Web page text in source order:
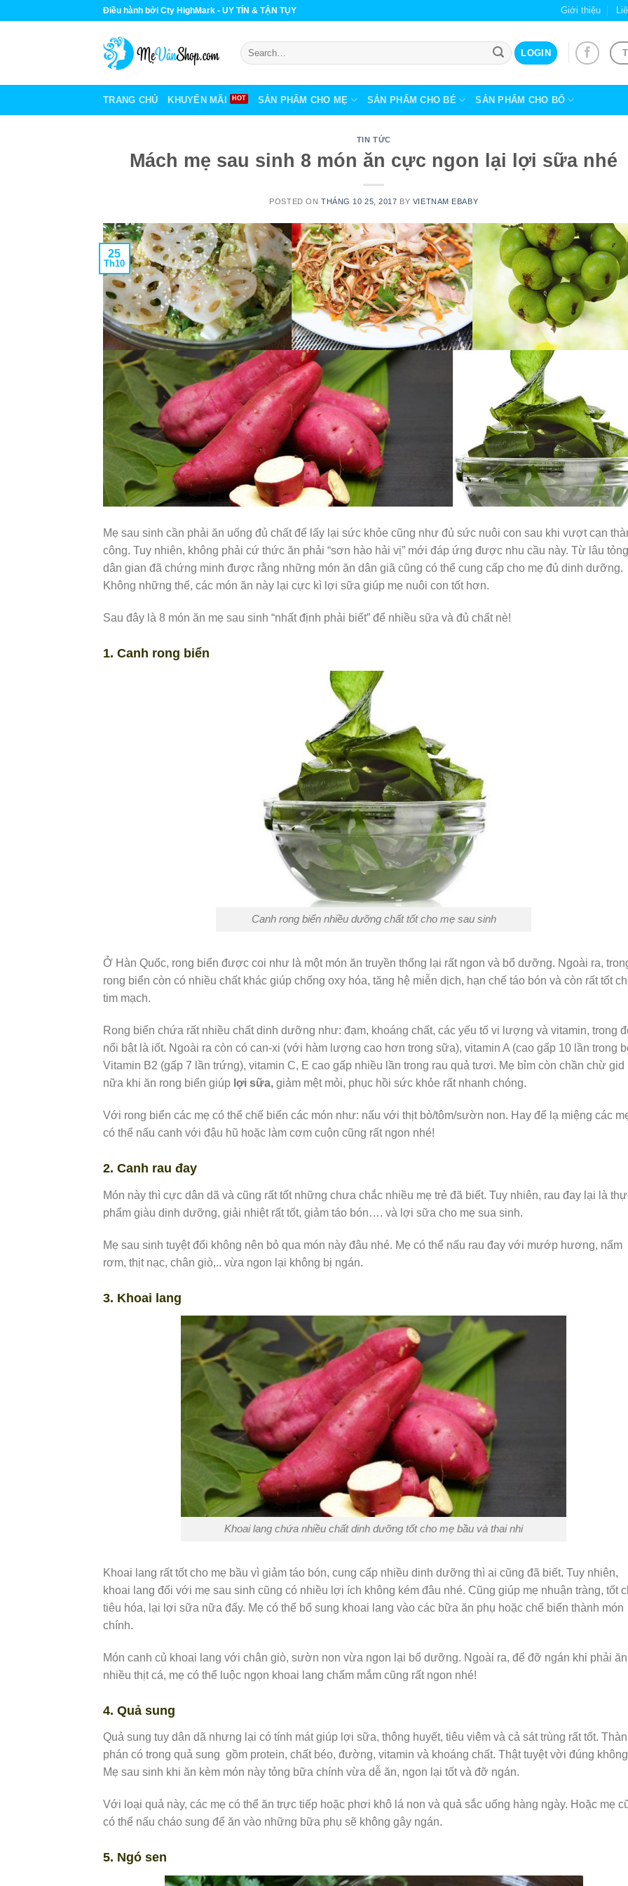
to
Điều hành bởi Cty HighMark - UY TÍN & TẬN TỤY Giới thiệu
Search
for:
LOGIN
TRANG CHỦ KHUYẾN MÃI SẢN PHẨM CHO MẸ SẢN PHẨM CHO BÉ SẢN PHẨM CHO BỐ
TIN TỨC
Mách mẹ sau sinh 8 món ăn cực ngon lại lợi sữa nhé
POSTED ON THÁNG 10 25, 2017 BY VIETNAM EBABY
25
Th10
Mẹ sau sinh cần phải ăn uống đủ chất để lấy lại sức khỏe cũng như đủ sức nuôi con sau khi vượt cạn
công. Tuy nhiên, không phải cứ thức ăn phải “sơn hào hải vị” mới đáp ứng được nhu cầu này. Từ lâu tỏng
dân gian đã chứng minh được rằng những món ăn dân giã cũng có thể cung cấp cho mẹ đủ dinh dưỡng.
Không những thế, các món ăn này lại cực kì lợi sữa giúp mẹ nuôi con tốt hơn.
Sau đây là 8 món ăn mẹ sau sinh “nhất định phải biết” để nhiều sữa và đủ chất nè!
1. Canh rong biển
Canh rong biển nhiều dưỡng chất tốt cho mẹ sau sinh
Ở Hàn Quốc, rong biển được coi như là một món ăn truyền thống lại rất ngon và bổ dưỡng. Ngoài ra,
rong biển còn có nhiều chất khác giúp chống oxy hóa, tăng hệ miễn dịch, hạn chế táo bón và còn rất tốt
tim mạch.
Rong biển chứa rất nhiều chất dinh dưỡng như: đạm, khoáng chất, các yếu tố vi lượng và vitamin, trong
nổi bật là iốt. Ngoài ra còn có can-xi (với hàm lượng cao hơn trong sữa), vitamin A (cao gấp 10 lần trong
Vitamin B2 (gấp 7 lần trứng), vitamin C, E cao gấp nhiều lần trong rau quả tươi. Mẹ bỉm còn chần chừ gid
nữa khi ăn rong biển giúp lợi sữa, giảm mệt mỏi, phục hồi sức khỏe rất nhanh chóng.
Với rong biển các mẹ có thể chế biến các món như: nấu với thịt bò/tôm/sườn non. Hay để lạ miệng các
có thể nấu canh với đậu hũ hoặc làm cơm cuộn cũng rất ngon nhé!
2. Canh rau đay
Món này thì cực dân dã và cũng rất tốt những chưa chắc nhiều mẹ trẻ đã biết. Tuy nhiên, rau đay lại là
phẩm giàu dinh dưỡng, giải nhiệt rất tốt, giảm táo bón…. và lợi sữa cho mẹ sua sinh.
Mẹ sau sinh tuyệt đối không nên bỏ qua món này đâu nhé. Mẹ có thể nấu rau đay với mướp hương, nấm
rơm, thịt nạc, chân giò,.. vừa ngon lại không bị ngán.
3. Khoai lang
Khoai lang chứa nhiều chất dinh dưỡng tốt cho mẹ bầu và thai nhi
Khoai lang rất tốt cho mẹ bầu vì giảm táo bón, cung cấp nhiều dinh dưỡng thì ai cũng đã biết. Tuy nhiên,
khoai lang đối với mẹ sau sinh cũng có nhiều lợi ích không kém đâu nhé. Cũng giúp mẹ nhuận tràng, tốt
tiêu hóa, lại lợi sữa nữa đấy. Mẹ có thể bổ sung khoai lang vào các bữa ăn phụ hoặc chế biến thành món
chính.
Món canh củ khoai lang với chân giò, sườn non vừa ngon lại bổ dưỡng. Ngoài ra, để đỡ ngán khi phải ăn
nhiều thịt cá, mẹ có thể luộc ngọn khoai lang chấm mắm cũng rất ngon nhé!
4. Quả sung
Quả sung tuy dân dã nhưng lại có tính mát giúp lợi sữa, thông huyết, tiêu viêm và cả sát trùng rất tốt.
phán có trong quả sung gồm protein, chất béo, đường, vitamin và khoáng chất. Thật tuyệt vời đúng
Mẹ sau sinh khi ăn kèm món này tỏng bữa chính vừa dễ ăn, ngon lại tốt và đỡ ngán.
Với loại quả này, các mẹ có thể ăn trực tiếp hoặc phơi khô lá non và quả sắc uống hàng ngày. Hoặc mẹ
có thể nấu cháo sung để ăn vào những bữa phụ sẽ không gây ngán.
5. Ngó sen